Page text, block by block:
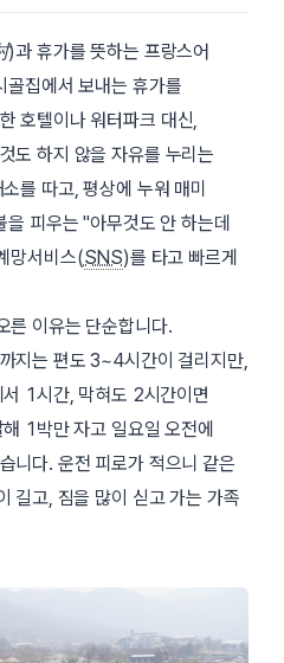
)과 휴가를 뜻하는 프랑스어
골집에서 보내는 휴가를
호텔이나 워터파크 대신,
도 하지 않을 자유를 누리는
를 따고, 평상에 누워 매미
을 피우는 아무것도 안 하는데
망서비스(SNS)를 타고 빠르게
른 이유는 단순합니다.
지는 편도 3~4시간이 걸리지만,
1시간, 막혀도 2시간이면
1박만 자고 일요일 오전에
니다. 운전 피로가 적으니 같은
길고, 짐을 많이 싣고 가는 가족